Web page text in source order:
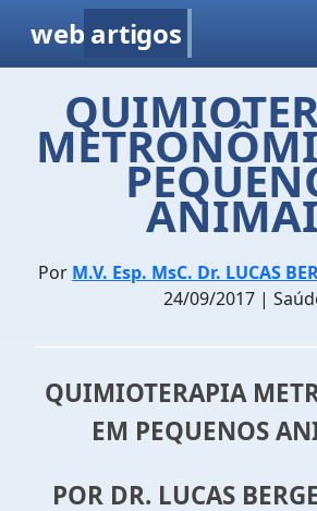
web artigos
Por M.V. Esp. MsC. Dr. LUCAS
24/09/2017 |
QUIMIOTERAPIA
EM PEQUENOS
POR DR. LUCAS